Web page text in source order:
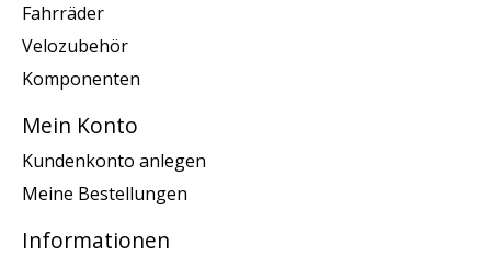
Fahrräder
Velozubehör
Komponenten
Mein Konto
Kundenkonto anlegen
Meine Bestellungen
Informationen